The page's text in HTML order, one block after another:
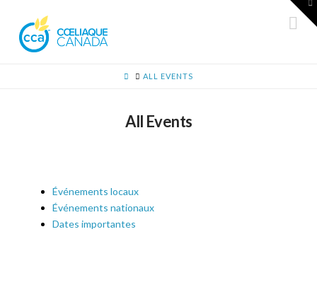
HOMEALL EVENTS
All Events
Événements locaux
Événements nationaux
Dates importantes